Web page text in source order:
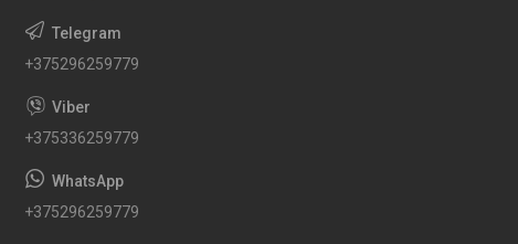
+375296259779
+375336259779
+375296259779